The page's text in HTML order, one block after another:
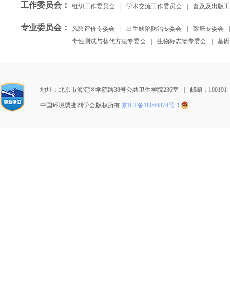
工作委员会 ： 组织工作委员会 学术交流工作委员会 普及及出版
专业委员会 ： 风险评价专委会 出生缺陷防治专委会 致癌专委会
毒性测试与替代方法专委会
生物标志物专委会 基
地址：北京市海淀区学院路38号公共卫生学院236室 邮编：100191
中国环境诱变剂学会版权所有 京ICP备18064874号-1